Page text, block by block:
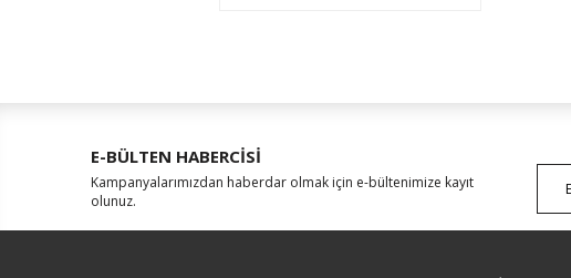
E-BÜLTEN HABERCİSİ
Kampanyalarımızdan haberdar olmak için e-bültenimize kayıt
olunuz.